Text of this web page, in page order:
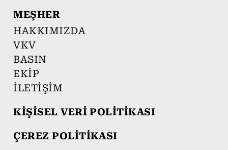
MEŞHER
HAKKIMIZDA
VKV
BASIN
EKİP
İLETİŞİM
KİŞİSEL VERİ POLİTİKASI
ÇEREZ POLİTİKASI